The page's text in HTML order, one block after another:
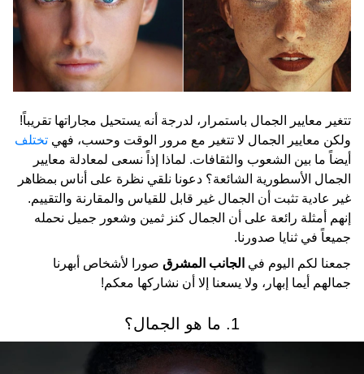
تتغير معايير الجمال باستمرار، لدرجة أنه يستحيل مجاراتها تقريباً!
ولكن معايير الجمال لا تتغير مع مرور الوقت وحسب، فهي تختلف
أيضاً ما بين الشعوب والثقافات. لماذا إذاً نسعى لمعادلة معايير
الجمال الأسطورية الشائعة؟ دعونا نلقي نظرة على أناس بمظاهر
غير عادية تثبت أن الجمال غير قابل للقياس والمقارنة والتقييم.
إنهم أمثلة رائعة على أن الجمال كنز ثمين وشعور جميل نحمله
جميعاً في ثنايا صدورنا.
جمعنا لكم اليوم في الجانب المشرق صورا لأشخاص أبهرنا
جمالهم أيما إبهار، ولا يسعنا إلا أن نشاركها معكم!
1. ما هو الجمال؟